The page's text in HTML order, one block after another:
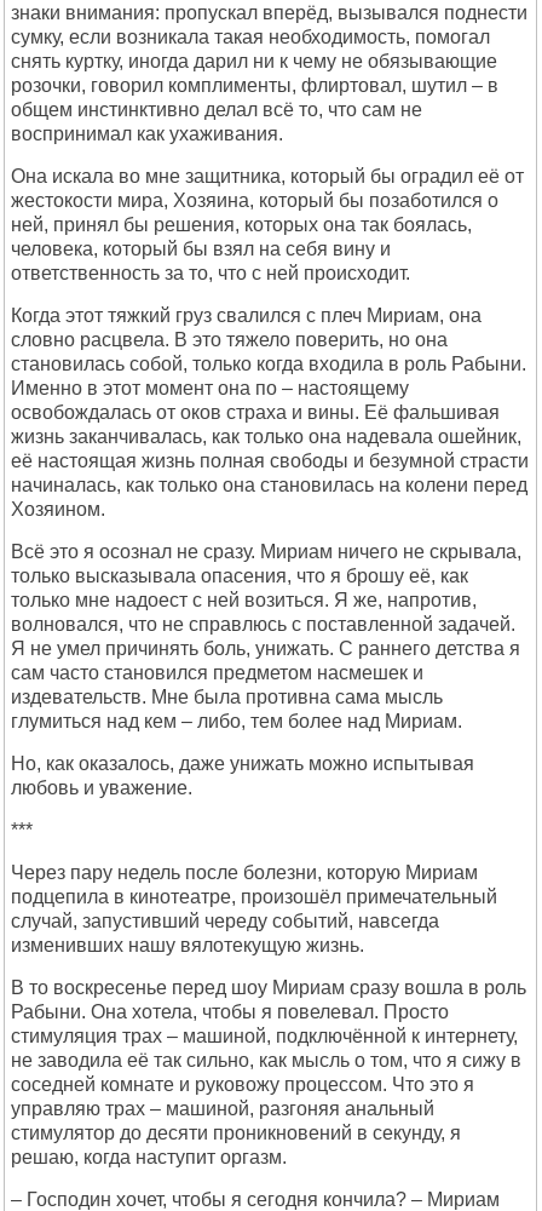
знаки внимания: пропускал вперёд, вызывался поднести
сумку, если возникала такая необходимость, помогал
снять куртку, иногда дарил ни к чему не обязывающие
розочки, говорил комплименты, флиртовал, шутил – в
общем инстинктивно делал всё то, что сам не
воспринимал как ухаживания.
Она искала во мне защитника, который бы оградил её от
жестокости мира, Хозяина, который бы позаботился о
ней, принял бы решения, которых она так боялась,
человека, который бы взял на себя вину и
ответственность за то, что с ней происходит.
Когда этот тяжкий груз свалился с плеч Мириам, она
словно расцвела. В это тяжело поверить, но она
становилась собой, только когда входила в роль Рабыни.
Именно в этот момент она по – настоящему
освобождалась от оков страха и вины. Её фальшивая
жизнь заканчивалась, как только она надевала ошейник,
её настоящая жизнь полная свободы и безумной страсти
начиналась, как только она становилась на колени перед
Хозяином.
Всё это я осознал не сразу. Мириам ничего не скрывала,
только высказывала опасения, что я брошу её, как
только мне надоест с ней возиться. Я же, напротив,
волновался, что не справлюсь с поставленной задачей.
Я не умел причинять боль, унижать. С раннего детства я
сам часто становился предметом насмешек и
издевательств. Мне была противна сама мысль
глумиться над кем – либо, тем более над Мириам.
Но, как оказалось, даже унижать можно испытывая
любовь и уважение.
***
Через пару недель после болезни, которую Мириам
подцепила в кинотеатре, произошёл примечательный
случай, запустивший череду событий, навсегда
изменивших нашу вялотекущую жизнь.
В то воскресенье перед шоу Мириам сразу вошла в роль
Рабыни. Она хотела, чтобы я повелевал. Просто
стимуляция трах – машиной, подключённой к интернету,
не заводила её так сильно, как мысль о том, что я сижу в
соседней комнате и руковожу процессом. Что это я
управляю трах – машиной, разгоняя анальный
стимулятор до десяти проникновений в секунду, я
решаю, когда наступит оргазм.
– Господин хочет, чтобы я сегодня кончила? – Мириам